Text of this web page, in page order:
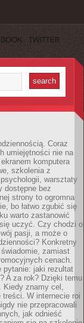
TWITTER
Coraz
umiejętności nie na
komputera
szkolenia z
warsztaty
dostępne bez
strony to ogromna
bo łatwo zgubić się
warto zastanowić
uczyć. Czy chodzi o
pasji, a może o
Konkretny
zamiast
cenach.
pytanie: jaki rezultat
A za rok? Dzięki temu
Kiedy znamy cel,
W internecie roi
nie przepracowali
jak odnieść